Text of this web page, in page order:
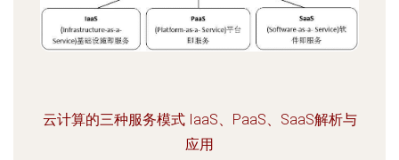
云计算的三种服务模式 IaaS、PaaS、SaaS解析与
应用